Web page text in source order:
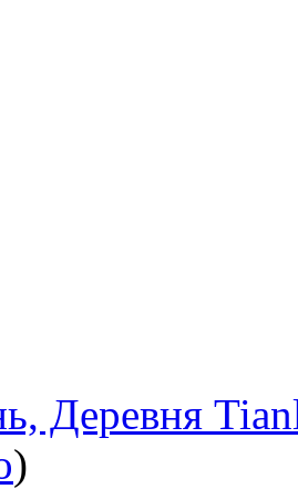
Деревня
)